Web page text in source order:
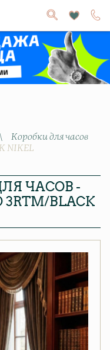
Коробки для часов
NIKEL
ЧАСОВ -
3RTM/BLACK